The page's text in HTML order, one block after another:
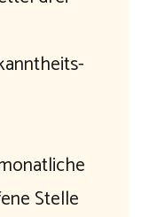
Stelle